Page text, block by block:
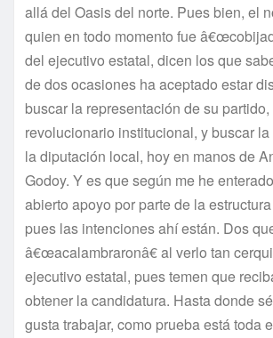
allá del Oasis del norte. Pues bien, el
quien en todo momento fue
del ejecutivo estatal, dicen los que
de dos ocasiones ha aceptado estar
buscar la representación de su partido,
revolucionario institucional, y buscar
la diputación local, hoy en manos de
Godoy. Y es que según me he
abierto apoyo por parte de la
pues las intenciones ahí­ están. Dos
â€œacalambraronâ€ al verlo tan
ejecutivo estatal, pues temen que
obtener la candidatura. Hasta donde
gusta trabajar, como prueba está toda